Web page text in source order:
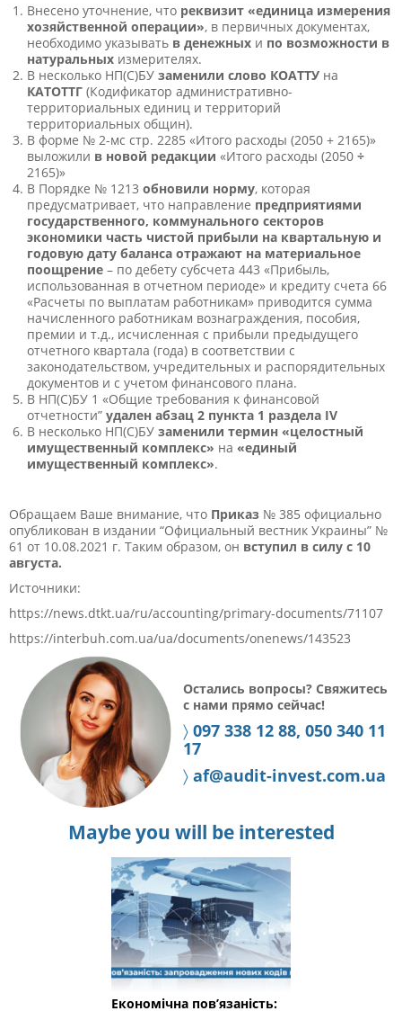
Внесено уточнение, что реквизит «единица измерения
хозяйственной операции», в первичных документах,
необходимо указывать в денежных и по возможности в
натуральных измерителях.
В несколько НП(С)БУ заменили слово КОАТТУ на
КАТОТТГ (Кодификатор административно-
территориальных единиц и территорий
территориальных общин).
В форме № 2-мс стр. 2285 «Итого расходы (2050 + 2165)»
выложили в новой редакции «Итого расходы (2050 ÷
2165)»
В Порядке № 1213 обновили норму, которая
предусматривает, что направление предприятиями
государственного, коммунального секторов
экономики часть чистой прибыли на квартальную и
годовую дату баланса отражают на материальное
поощрение – по дебету субсчета 443 «Прибыль,
использованная в отчетном периоде» и кредиту счета 66
«Расчеты по выплатам работникам» приводится сумма
начисленного работникам вознаграждения, пособия,
премии и т.д., исчисленная с прибыли предыдущего
отчетного квартала (года) в соответствии с
законодательством, учредительных и распорядительных
документов и с учетом финансового плана.
В НП(С)БУ 1 «Общие требования к финансовой
отчетности” удален абзац 2 пункта 1 раздела IV
В несколько НП(С)БУ заменили термин «целостный
имущественный комплекс» на «единый
имущественный комплекс».
Обращаем Ваше внимание, что Приказ № 385 официально
опубликован в издании “Официальный вестник Украины” №
61 от 10.08.2021 г. Таким образом, он вступил в силу с 10
августа.
Источники:
https://news.dtkt.ua/ru/accounting/primary-documents/71107
https://interbuh.com.ua/ua/documents/onenews/143523
Остались вопросы? Свяжитесь
с нами прямо сейчас!
〉 097 338 12 88, 050 340 11
17
〉 af@audit-invest.com.ua
Maybe you will be interested
Економічна пов’язаність: